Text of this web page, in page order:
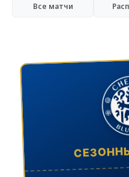
Все матчи